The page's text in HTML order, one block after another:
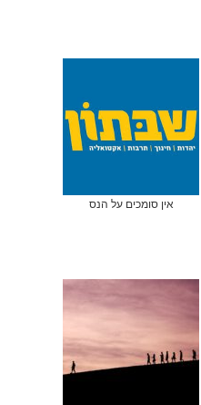
אין סומכים על הנס